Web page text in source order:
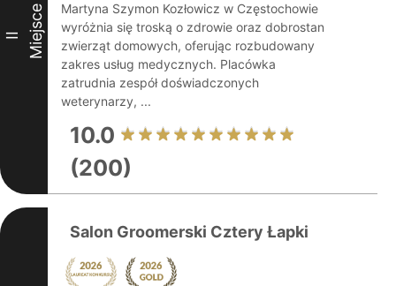
II Miejsce
Martyna Szymon Kozłowicz w Częstochowie
wyróżnia się troską o zdrowie oraz dobrostan
zwierząt domowych, oferując rozbudowany
zakres usług medycznych. Placówka
zatrudnia zespół doświadczonych
weterynarzy, ...
10.0
(200)
Salon Groomerski Cztery Łapki